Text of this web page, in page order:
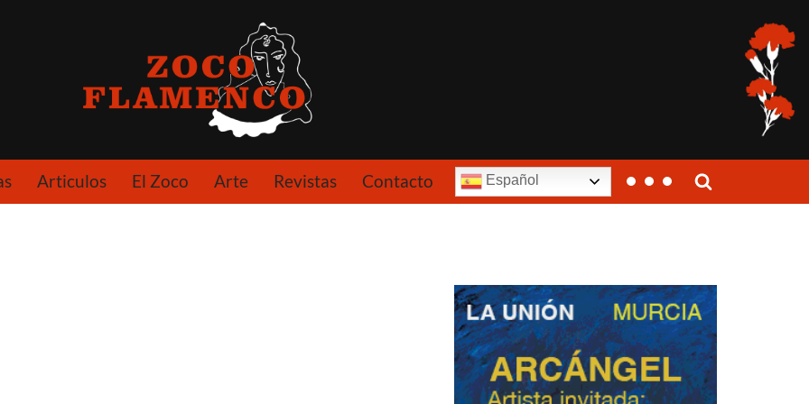
Articulos El Zoco Arte Revistas Contacto Español